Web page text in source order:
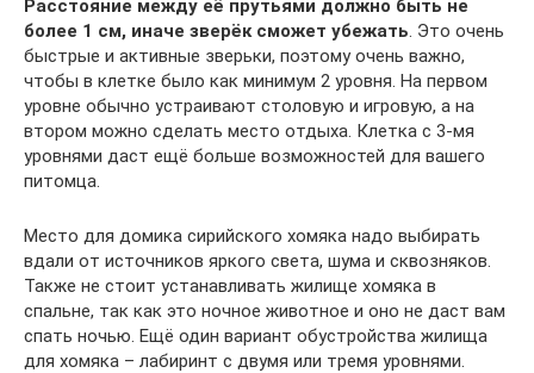
Расстояние между её прутьями должно быть не
более 1 см, иначе зверёк сможет убежать. Это очень
быстрые и активные зверьки, поэтому очень важно,
чтобы в клетке было как минимум 2 уровня. На первом
уровне обычно устраивают столовую и игровую, а на
втором можно сделать место отдыха. Клетка с 3-мя
уровнями даст ещё больше возможностей для вашего
питомца.
Место для домика сирийского хомяка надо выбирать
вдали от источников яркого света, шума и сквозняков.
Также не стоит устанавливать жилище хомяка в
спальне, так как это ночное животное и оно не даст вам
спать ночью. Ещё один вариант обустройства жилища
для хомяка – лабиринт с двумя или тремя уровнями.